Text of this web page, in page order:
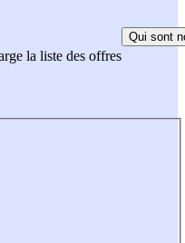
la liste des offres
Qui sont